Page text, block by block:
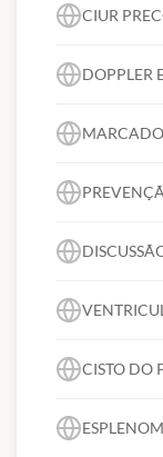
Cancelamento em
Cancelamento em
*Todas as
CIUR
DOPPLER
CISTO DO